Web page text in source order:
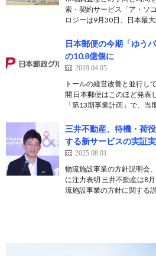
索・契約サービス「ア・ソ
ロジーは9月30日、日本最
日本郵便の今期「ゆう
の10.8億個に
2019.04.05
トールの経営改善と並行し
開 日本郵便はこのほど発表
「第13期事業計画」で、当
三井不動産、待機・荷
する新サービスの実証
2025.08.01
物流施設事業の方針説明会
に注力表明 三井不動産は8
流施設事業の方針に関する